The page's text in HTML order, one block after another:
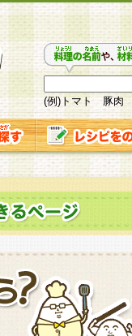
(例)トマト 豚肉